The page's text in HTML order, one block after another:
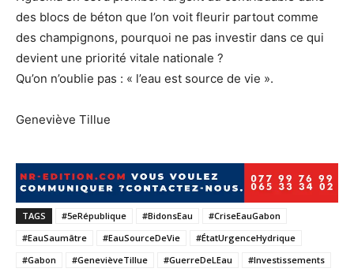
des blocs de béton que l’on voit fleurir partout comme
des champignons, pourquoi ne pas investir dans ce qui
devient une priorité vitale nationale ?
Qu’on n’oublie pas : « l’eau est source de vie ».
Geneviève Tillue
TAGS #5eRépublique #BidonsEau
#CriseEauGabon
#EauSaumâtre
#EauSourceDeVie
#ÉtatUrgenceHydrique
#Gabon
#GenevièveTillue #GuerreDeLEau #Investissements